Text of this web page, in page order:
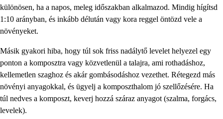
különösen, ha a napos, meleg időszakban alkalmazod. Mindig hígítsd
1:10 arányban, és inkább délután vagy kora reggel öntözd vele a
növényeket.
Másik gyakori hiba, hogy túl sok friss nadálytő levelet helyezel egy
ponton a komposztra vagy közvetlenül a talajra, ami rothadáshoz,
kellemetlen szaghoz és akár gombásodáshoz vezethet. Rétegezd más
növényi anyagokkal, és ügyelj a komposzthalom jó szellőzésére. Ha
túl nedves a komposzt, keverj hozzá száraz anyagot (szalma, forgács,
levelek).